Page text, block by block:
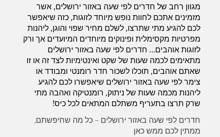
מגוון רחב של חדרים לפי שעה באזור ירושלים, אשר
מזמינים אתכם לחוות נופש מיוחד לזוגות, כזה שיאפשר
לכם להגיע מתי שתרצו, לשלם מחיר שפוי והוגן, ליהנות
מפרטיות מקסימלית ופינוקים מיוחדים המיועדים אך ורק
לזוגות אוהבים... חדרים לפי שעה באזור ירושלים
מתאימים לכמה שעות של שקט ואינטימיות לצד זה או זו
שאתם אוהבים, תוכלו לשכור חדר רומנטי ומבודד או
צימר לפי שעה באזור ירושלים שיאפשרו לכם להגיע
ליהנות מכמה שעות של ניתוק, רומנטיקה ואהבה מתי
שרק תרצו בתעריף משתלם המתאים לכל כיס!
חדרים לפי שעה באזור ירושלים – כל מה שחיפשתם,
ממתין לכם ממש כאן